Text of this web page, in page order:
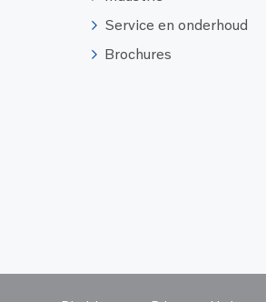
Service en onderhoud
Brochures